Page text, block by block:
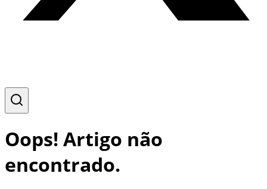
Oops! Artigo não
encontrado.